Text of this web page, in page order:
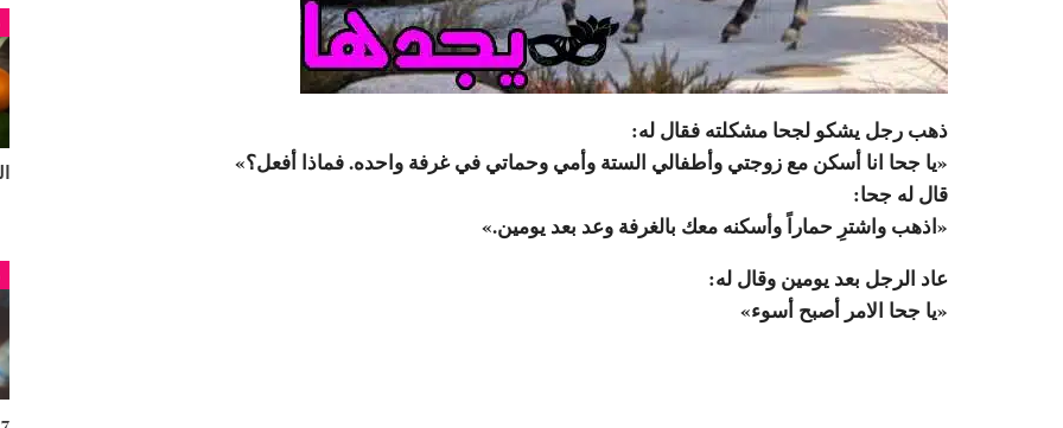
ذهب رجل يشكو لجحا مشكلته فقال له:
«يا جحا انا أسكن مع زوجتي وأطفالي الستة وأمي وحماتي في غرفة واحده. فماذا أفعل؟»
قال له جحا:
«اذهب واشترِ حماراً وأسكنه معك بالغرفة وعد بعد يومين.»
عاد الرجل بعد يومين وقال له:
«يا جحا الامر أصبح أسوء»